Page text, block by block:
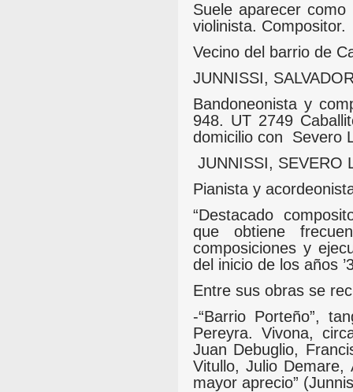
Suele aparecer
violinista. Compositor.
Vecino del barrio de
JUNNISSI,
Bandoneonista y
948. UT 2749
domicilio con Severo
JUNNISSI, SEVERO
Pianista y
“Destacado
que obtiene
composiciones y
del inicio de los años
Entre sus obras se
-“Barrio Porteño”,
Pereyra. Vivona,
Juan Debuglio,
Vitullo, Julio Demare,
mayor aprecio”